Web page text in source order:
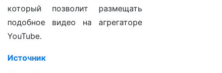
который позволит размещать
подобное видео на агрегаторе
YouTube.
Источник